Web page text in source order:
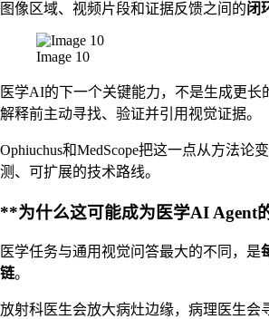
图像区域、视频片段和证据反馈之间的闭
Image 10
医学AI的下一个关键能力，不是生成更长
解释前主动寻找、验证并引用视觉证据。
Ophiuchus和MedScope把这一点从方法论
测、可扩展的技术路线。
**为什么这可能成为医学AI Agent
医学任务与通用视觉问答最大的不同，是
链。
放射科医生会放大病灶边缘，病理医生会